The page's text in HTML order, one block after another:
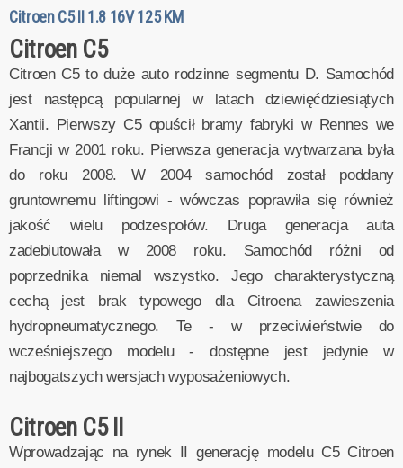
Citroen C5 II 1.8 16V 125 KM
Citroen C5
Citroen C5 to duże auto rodzinne segmentu D. Samochód
jest następcą popularnej w latach dziewięćdziesiątych
Xantii. Pierwszy C5 opuścił bramy fabryki w Rennes we
Francji w 2001 roku. Pierwsza generacja wytwarzana była
do roku 2008. W 2004 samochód został poddany
gruntownemu liftingowi - wówczas poprawiła się również
jakość wielu podzespołów. Druga generacja auta
zadebiutowała w 2008 roku. Samochód różni od
poprzednika niemal wszystko. Jego charakterystyczną
cechą jest brak typowego dla Citroena zawieszenia
hydropneumatycznego. Te - w przeciwieństwie do
wcześniejszego modelu - dostępne jest jedynie w
najbogatszych wersjach wyposażeniowych.
Citroen C5 II
Wprowadzając na rynek II generację modelu C5 Citroen